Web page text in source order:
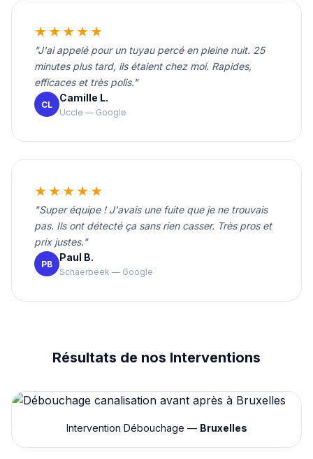
★★★★★
"J'ai appelé pour un tuyau percé en pleine nuit. 25
minutes plus tard, ils étaient chez moi. Rapides,
efficaces et très polis."
CL
Camille L.
Uccle — Google
★★★★★
"Super équipe ! J'avais une fuite que je ne trouvais
pas. Ils ont détecté ça sans rien casser. Très pros et
prix justes."
PB
Paul B.
Schaerbeek — Google
Résultats de nos Interventions
Intervention Débouchage — Bruxelles